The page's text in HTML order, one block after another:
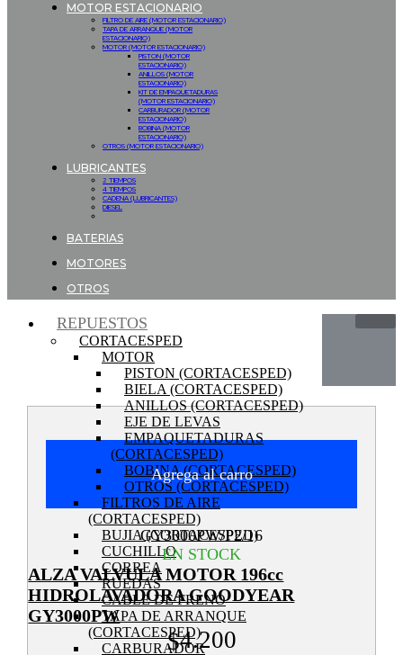
MOTOR ESTACIONARIO
FILTRO DE AIRE (MOTOR ESTACIONARIO)
TAPA DE ARRANQUE (MOTOR
ESTACIONARIO)
MOTOR (MOTOR ESTACIONARIO)
PISTON (MOTOR
ESTACIONARIO)
ANILLOS (MOTOR
ESTACIONARIO)
KIT DE EMPAQUETADURAS
(MOTOR ESTACIONARIO)
CARBURADOR (MOTOR
ESTACIONARIO)
BOBINA (MOTOR
ESTACIONARIO)
OTROS (MOTOR ESTACIONARIO)
LUBRICANTES
2 TIEMPOS
4 TIEMPOS
CADENA (LUBRICANTES)
DIESEL
BATERIAS
MOTORES
OTROS
REPUESTOS
CORTACESPED
MOTOR
PISTON (CORTACESPED)
BIELA (CORTACESPED)
ANILLOS (CORTACESPED)
EJE DE LEVAS
EMPAQUETADURAS
(CORTACESPED)
BOBINA (CORTACESPED)
OTROS (CORTACESPED)
FILTROS DE AIRE
(CORTACESPED)
BUJIA (CORTACESPED)
CUCHILLO
CORREA
RUEDAS
CABLE DE FRENO
TAPA DE ARRANQUE
(CORTACESPED)
CARBURADOR
Agrega al carro
GY3000PW/P2/16
EN STOCK
ALZA VALVULA MOTOR 196cc
HIDROLAVADORA GOODYEAR
GY3000PW
$4.200